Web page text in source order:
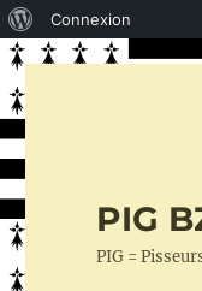
propos
Connexion
PIG
PIG =